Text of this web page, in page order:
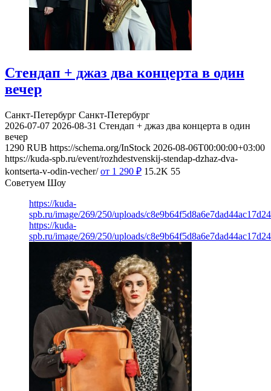
Стендап + джаз два концерта в один
вечер
Санкт-Петербург Санкт-Петербург
2026-07-07 2026-08-31 Стендап + джаз два концерта в один
вечер
1290 RUB https://schema.org/InStock 2026-08-06T00:00:00+03:00
https://kuda-spb.ru/event/rozhdestvenskij-stendap-dzhaz-dva-
kontserta-v-odin-vecher/ от 1 290 ₽ 15.2K 55
Советуем Шоу
https://kuda-
spb.ru/image/269/250/uploads/
https://kuda-
spb.ru/image/269/250/uploads/